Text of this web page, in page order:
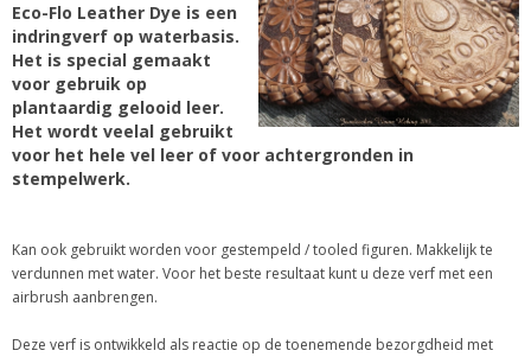
Eco-Flo Leather Dye is een
indringverf op waterbasis.
Het is special gemaakt
voor gebruik op
plantaardig gelooid leer.
Het wordt veelal gebruikt
voor het hele vel leer of voor achtergronden in
stempelwerk.
Kan ook gebruikt worden voor gestempeld / tooled figuren. Makkelijk te
verdunnen met water. Voor het beste resultaat kunt u deze verf met een
airbrush aanbrengen.
Deze verf is ontwikkeld als reactie op de toenemende bezorgdheid met